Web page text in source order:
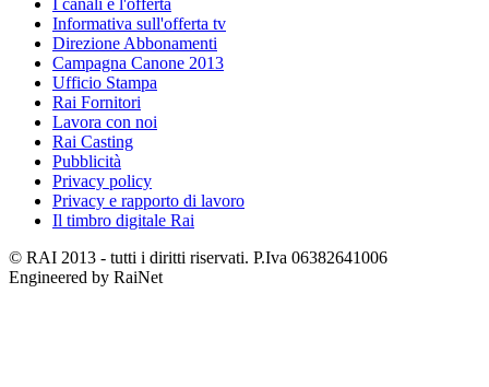
I canali e l'offerta
Informativa sull'offerta tv
Direzione Abbonamenti
Campagna Canone 2013
Ufficio Stampa
Rai Fornitori
Lavora con noi
Rai Casting
Pubblicità
Privacy policy
Privacy e rapporto di lavoro
Il timbro digitale Rai
© RAI 2013 - tutti i diritti riservati. P.Iva 06382641006
Engineered by RaiNet